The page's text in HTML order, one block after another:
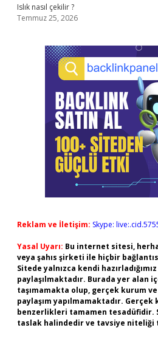
Islık nasıl çekilir ?
Temmuz 25, 2026
Reklam ve İletişim: Skype:
Yasal Uyarı: Bu internet sitesi,
veya şahıs şirketi ile hiçbir
Sitede yalnızca kendi
paylaşılmaktadır. Burada yer alan
taşımamakta olup, gerçek kurum
paylaşım yapılmamaktadır.
benzerlikleri tamamen tesadüfidir.
taslak halindedir ve tavsiye niteliği